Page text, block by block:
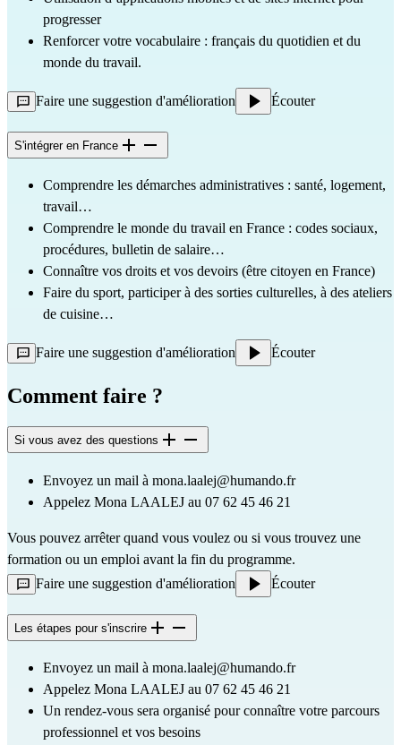
progresser
Renforcer votre vocabulaire : français du quotidien et du
monde du travail.
Faire une suggestion d'amélioration Écouter
S'intégrer en France
Comprendre les démarches administratives : santé, logement,
travail…
Comprendre le monde du travail en France : codes sociaux,
procédures, bulletin de salaire…
Connaître vos droits et vos devoirs (être citoyen en France)
Faire du sport, participer à des sorties culturelles, à des ateliers
de cuisine…
Faire une suggestion d'amélioration Écouter
Comment faire ?
Si vous avez des questions
Envoyez un mail à mona.laalej@humando.fr
Appelez Mona LAALEJ au 07 62 45 46 21
Vous pouvez arrêter quand vous voulez ou si vous trouvez une
formation ou un emploi avant la fin du programme.
Faire une suggestion d'amélioration
Écouter
Les étapes pour s'inscrire
Envoyez un mail à mona.laalej@humando.fr
Appelez Mona LAALEJ au 07 62 45 46 21
Un rendez-vous sera organisé pour connaître votre parcours
professionnel et vos besoins